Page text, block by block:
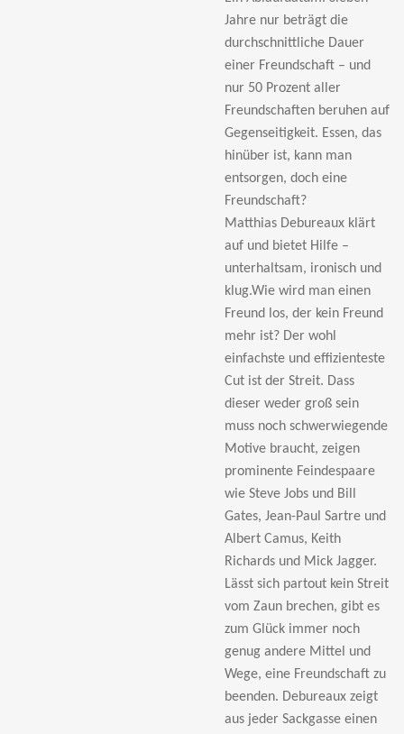
Jahre nur beträgt die
durchschnittliche Dauer
einer Freundschaft – und
nur 50 Prozent aller
Freundschaften beruhen auf
Gegenseitigkeit. Essen, das
hinüber ist, kann man
entsorgen, doch eine
Freundschaft?
Matthias Debureaux klärt
auf und bietet Hilfe –
unterhaltsam, ironisch und
klug.Wie wird man einen
Freund los, der kein Freund
mehr ist? Der wohl
einfachste und effizienteste
Cut ist der Streit. Dass
dieser weder groß sein
muss noch schwerwiegende
Motive braucht, zeigen
prominente Feindespaare
wie Steve Jobs und Bill
Gates, Jean-Paul Sartre und
Albert Camus, Keith
Richards und Mick Jagger.
Lässt sich partout kein Streit
vom Zaun brechen, gibt es
zum Glück immer noch
genug andere Mittel und
Wege, eine Freundschaft zu
beenden. Debureaux zeigt
aus jeder Sackgasse einen